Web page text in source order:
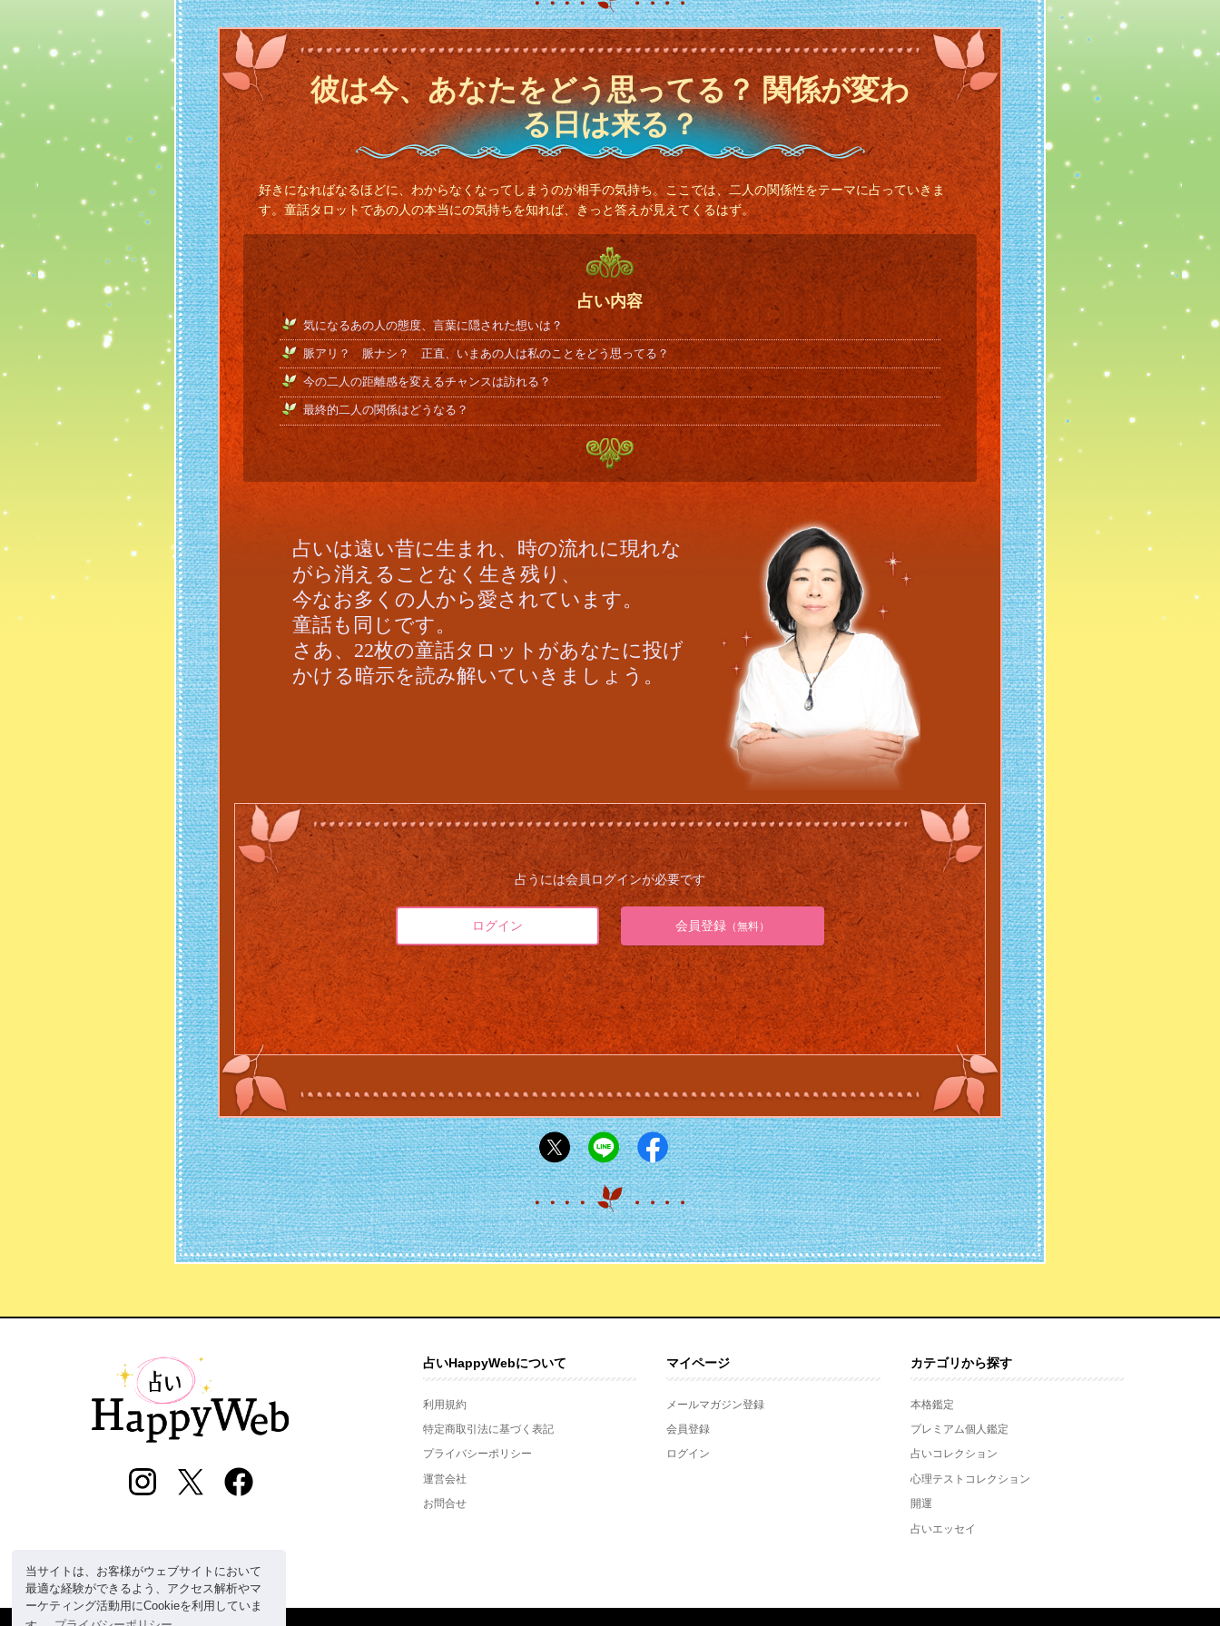
当サイトは、お客様がウェブサイトにおいて
最適な経験ができるよう、アクセス解析やマ
ーケティング活動用にCookieを利用していま
彼は今、あなたをどう思ってる？ 関係が変わ
る日は来る？
好きになればなるほどに、わからなくなってしまうのが相手の気持ち。ここでは、二人の関係性をテーマに占っていきま
す。童話タロットであの人の本当にの気持ちを知れば、きっと答えが見えてくるはず。
占い内容
気になるあの人の態度、言葉に隠された想いは？
脈アリ？ 脈ナシ？ 正直、いまあの人は私のことをどう思ってる？
今の二人の距離感を変えるチャンスは訪れる？
最終的二人の関係はどうなる？
占いは遠い昔に生まれ、時の流れに現れな
がら消えることなく生き残り、
今なお多くの人から愛されています。
童話も同じです。
さあ、22枚の童話タロットがあなたに投げ
かける暗示を読み解いていきましょう。
占うには会員ログインが必要です
ログイン 会員登録 （無料）
占いHappyWebについて
利用規約
特定商取引法に基づく表記
プライバシーポリシー
運営会社
お問合せ
マイページ
メールマガジン登録
会員登録
ログイン
カテゴリから探す
本格鑑定
プレミアム個人鑑定
占いコレクション
心理テストコレクション
開運
占いエッセイ